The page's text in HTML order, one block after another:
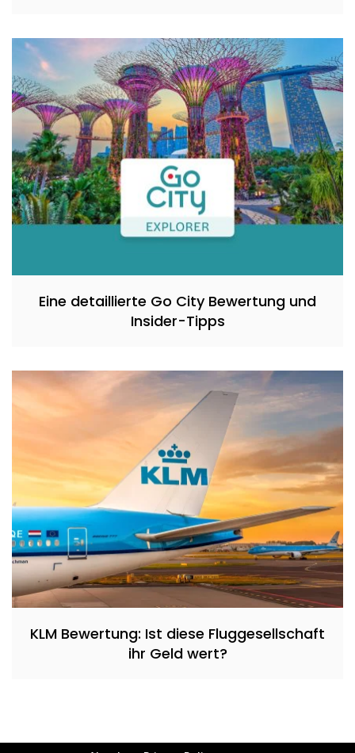
Eine detaillierte Go City Bewertung und
Insider-Tipps
KLM Bewertung: Ist diese Fluggesellschaft
ihr Geld wert?